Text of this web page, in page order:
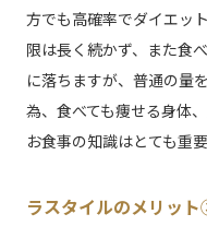
方でも高確率でダイエッ
限は長く続かず、また食
に落ちますが、普通の量
為、食べても痩せる身体
お食事の知識はとても重要
ラスタイルのメリッ